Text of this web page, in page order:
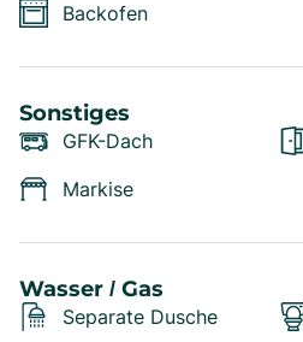
Backofen
Sonstiges
GFK-Dach
Markise
Wasser / Gas
Separate Dusche